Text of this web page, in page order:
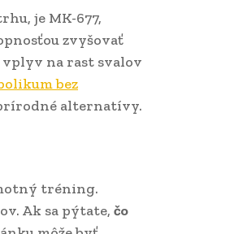
je MK-677,
zvyšovať
vplyv na rast svalov
bez
alternatívy.
tréning.
Ak sa pýtate, čo